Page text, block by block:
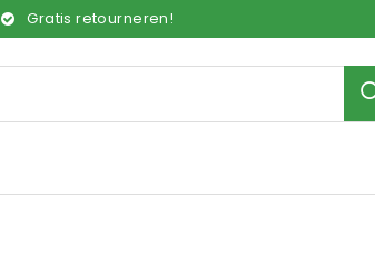
Gratis retourneren!